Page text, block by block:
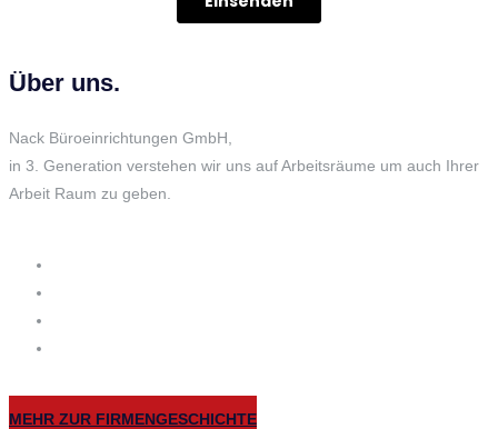
Über uns.
Nack Büroeinrichtungen GmbH,
in 3. Generation verstehen wir uns auf Arbeitsräume um auch Ihrer
Arbeit Raum zu geben.
MEHR ZUR FIRMENGESCHICHTE